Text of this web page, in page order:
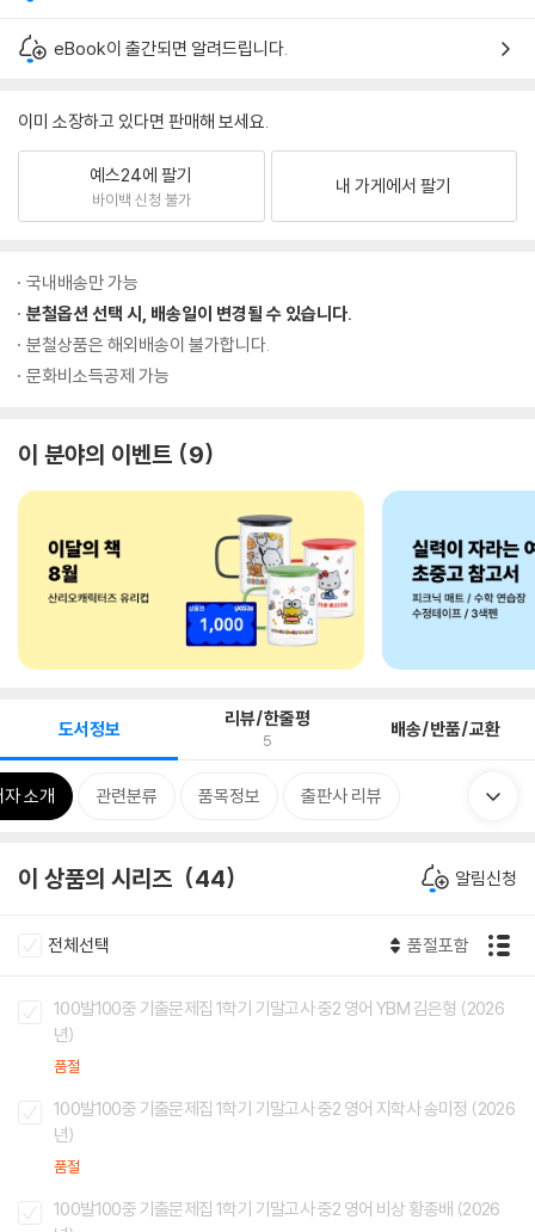
eBook이 출간되면 알려드립니다.
이미 소장하고 있다면 판매해 보세요.
예스24에 팔기
바이백 신청 불가
내 가게에서 팔기
국내배송만 가능
분철옵션 선택 시, 배송일이 변경될 수 있습니다.
분철상품은 해외배송이 불가합니다.
문화비소득공제 가능
이 분야의 이벤트 9
도서정보 리뷰/한줄평
5 배송/반품/교환
자 소개 관련분류 품목정보 출판사 리뷰
이 상품의 시리즈 44 알림신청
전체선택 품절포함
100발100중 기출문제집 1학기 기말고사 중2 영어 YBM 김은형 (2026
년)
품절
100발100중 기출문제집 1학기 기말고사 중2 영어 지학사 송미정 (2026
년)
품절
100발100중 기출문제집 1학기 기말고사 중2 영어 비상 황종배 (2026